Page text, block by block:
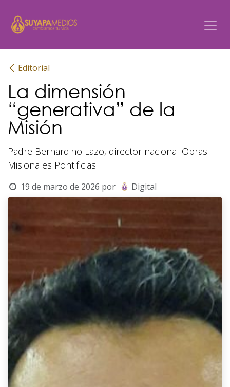
Editorial
La dimensión
“generativa” de la
Misión
Padre Bernardino Lazo, director nacional Obras
Misionales Pontificias
19 de marzo de 2026 por Digital